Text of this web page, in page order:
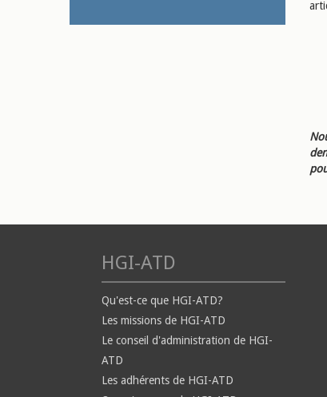
HGI-ATD
Qu'est-ce que HGI-ATD?
Les missions de HGI-ATD
Le conseil d'administration de HGI-
ATD
Les adhérents de HGI-ATD